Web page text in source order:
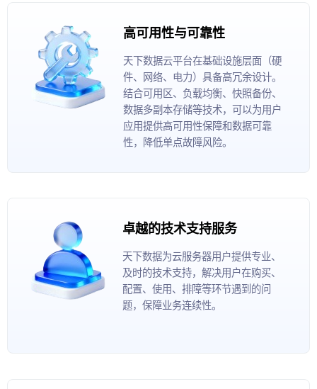
高可用性与可靠性
天下数据云平台在基础设施层面（硬
件、网络、电力）具备高冗余设计。
结合可用区、负载均衡、快照备份、
数据多副本存储等技术，可以为用户
应用提供高可用性保障和数据可靠
性，降低单点故障风险。
卓越的技术支持服务
天下数据为云服务器用户提供专业、
及时的技术支持，解决用户在购买、
配置、使用、排障等环节遇到的问
题，保障业务连续性。